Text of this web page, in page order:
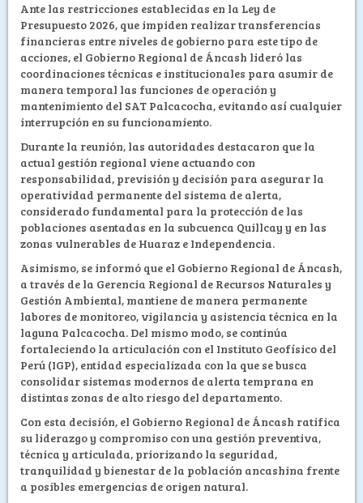
Ante las restricciones establecidas en la Ley de
Presupuesto 2026, que impiden realizar transferencias
financieras entre niveles de gobierno para este tipo de
acciones, el Gobierno Regional de Áncash lideró las
coordinaciones técnicas e institucionales para asumir de
manera temporal las funciones de operación y
mantenimiento del SAT Palcacocha, evitando así cualquier
interrupción en su funcionamiento.
Durante la reunión, las autoridades destacaron que la
actual gestión regional viene actuando con
responsabilidad, previsión y decisión para asegurar la
operatividad permanente del sistema de alerta,
considerado fundamental para la protección de las
poblaciones asentadas en la subcuenca Quillcay y en las
zonas vulnerables de Huaraz e Independencia.
Asimismo, se informó que el Gobierno Regional de Áncash,
a través de la Gerencia Regional de Recursos Naturales y
Gestión Ambiental, mantiene de manera permanente
labores de monitoreo, vigilancia y asistencia técnica en la
laguna Palcacocha. Del mismo modo, se continúa
fortaleciendo la articulación con el Instituto Geofísico del
Perú (IGP), entidad especializada con la que se busca
consolidar sistemas modernos de alerta temprana en
distintas zonas de alto riesgo del departamento.
Con esta decisión, el Gobierno Regional de Áncash ratifica
su liderazgo y compromiso con una gestión preventiva,
técnica y articulada, priorizando la seguridad,
tranquilidad y bienestar de la población ancashina frente
a posibles emergencias de origen natural.